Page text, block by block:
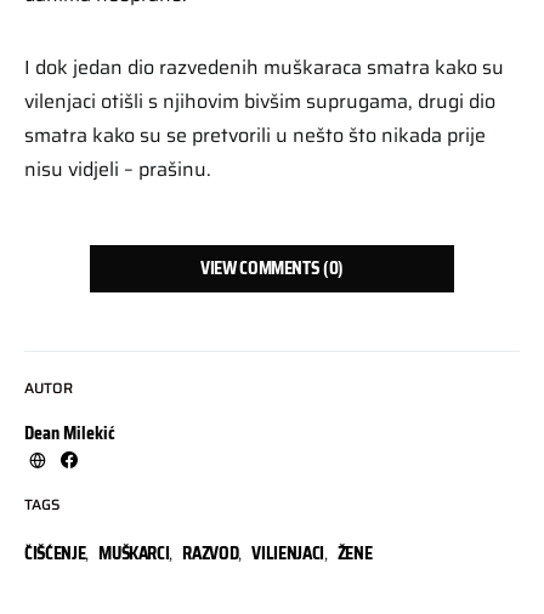
AUTOR
Dean Milekić
TAGS
ČIŠĆENJE, MUŠKARCI, RAZVOD, VILIENJACI, ŽENE
I dok jedan dio razvedenih muškaraca smatra kako su
vilenjaci otišli s njihovim bivšim suprugama, drugi dio
smatra kako su se pretvorili u nešto što nikada prije
nisu vidjeli – prašinu.
VIEW COMMENTS (0)